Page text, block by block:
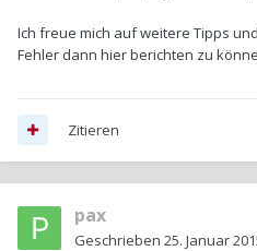
Ich freue mich auf weitere Tipps
Fehler dann hier berichten zu
Zitieren
pax
Geschrieben 25. Januar